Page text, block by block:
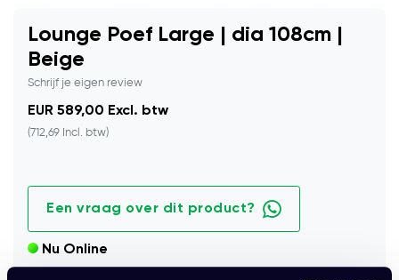
Lounge Poef Large | dia 108cm |
Beige
Schrijf je eigen review
EUR 589,00 Excl. btw
(712,69 Incl. btw)
Een vraag over dit product?
Nu Online